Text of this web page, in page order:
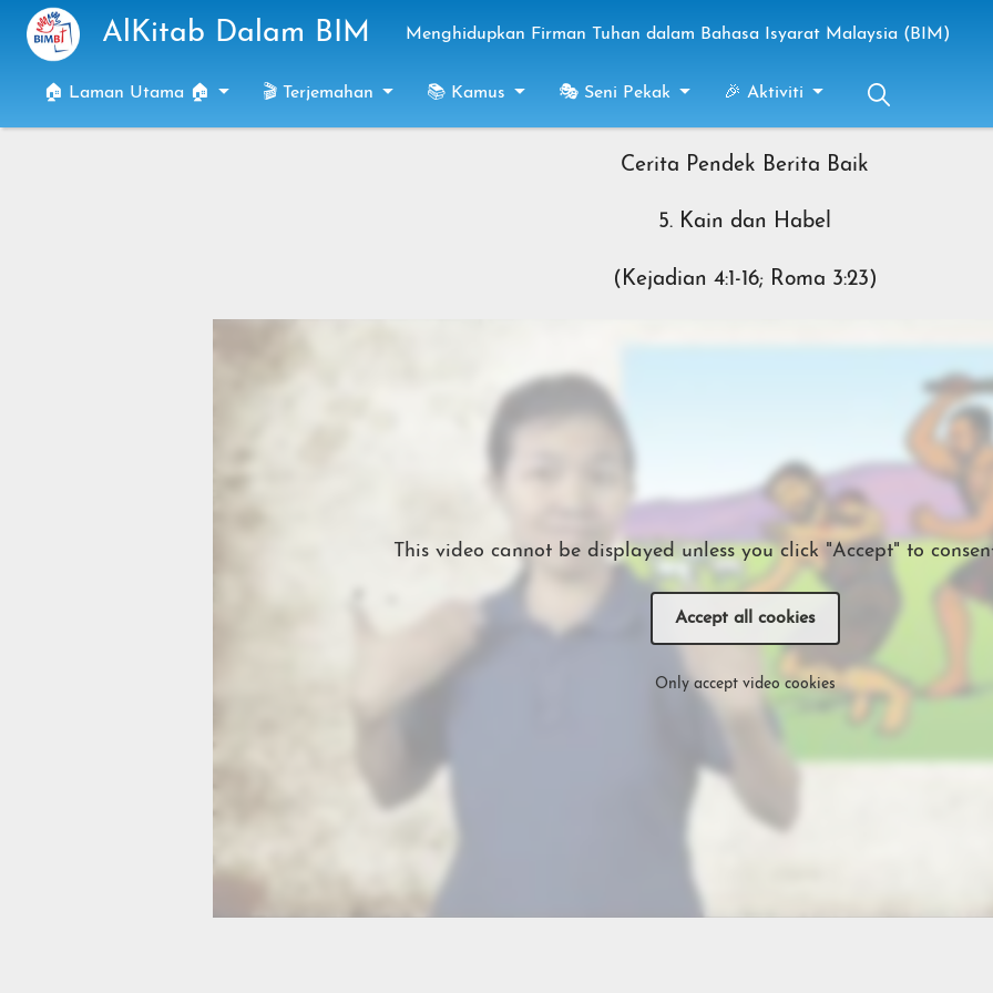
Skip to main content
AlKitab Dalam BIM Menghidupkan Firman Tuhan dalam Bahasa Isyarat Malaysia (BIM)
🏠 Laman Utama 🏠 🎬 Terjemahan 📚 Kamus 🎭 Seni Pekak 🎉 Aktiviti
Cerita Pendek Berita Baik
5. Kain dan Habel
(Kejadian 4:1-16; Roma 3:23)
This video cannot be displayed unless you click "Accept" to
Accept all cookies
Only accept video cookies